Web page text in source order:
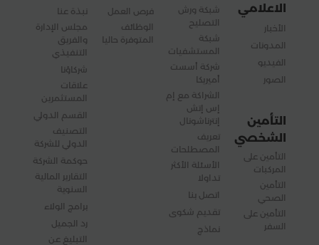
نبذة عنا
مجلس الإدارة
والفريق
التنفيذي
شركاؤنا
علاقات
المستثمرين
القسم الدولي
التصنيف
الدولي للشركة
حوكمة الشركة
التقارير المالية
السنوية
برامج الولاء
رد الجميل
التبليغ عن
فرص العمل
الوظائف
المتوفرة حاليا
شبكة ورش
التصليح
شبكة
المستشفيات
شركة أسست
أميريكا
الشراكة مع إم
إس إتش
إنترناشونال
تعريف
المصطلحات
الأسئلة الأكثر
تداولا
اتصل بنا
تقديم شكوى
نماذج
الاعلامي
الأخبار
المدونات
الفيديو
الصور
التأمين
الشخصي
التأمين على
المركبات
التأمين
الصحي
التأمين على
السفر